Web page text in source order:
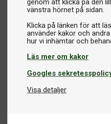
genom att klicka på den
vänstra hörnet på sidan.
Klicka på länken för att
använder kakor och
Läs mer om kakor
Googles
Visa detaljer